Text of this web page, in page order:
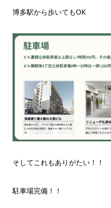
博多駅から歩いてもOK
そしてこれもありがたい！！
駐車場完備！！